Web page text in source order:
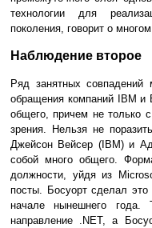
технологии для
поколения, говорит о
Наблюдение второе
Ряд занятных совпадений
обращения компаний IBM и
общего, причем не только
зрения. Нельзя не
Джейсон Вейсер (IBM) и
собой много общего.
должности, уйдя из
посты. Босуорт сделал
начале нынешнего
направление .NET, а